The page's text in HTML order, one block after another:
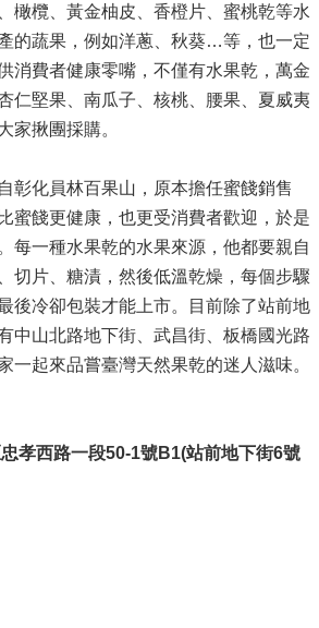
橄欖、黃金柚皮、香橙片、蜜桃乾等水
的蔬果，例如洋蔥、秋葵…等，也一定
消費者健康零嘴，不僅有水果乾，萬金
仁堅果、南瓜子、核桃、腰果、夏威夷
家揪團採購。
彰化員林百果山，原本擔任蜜餞銷售
蜜餞更健康，也更受消費者歡迎，於是
每一種水果乾的水果來源，他都要親自
切片、糖漬，然後低溫乾燥，每個步驟
後冷卻包裝才能上市。目前除了站前地
中山北路地下街、武昌街、板橋國光路
一起來品嘗臺灣天然果乾的迷人滋味。
孝西路一段50-1號B1(站前地下街6號